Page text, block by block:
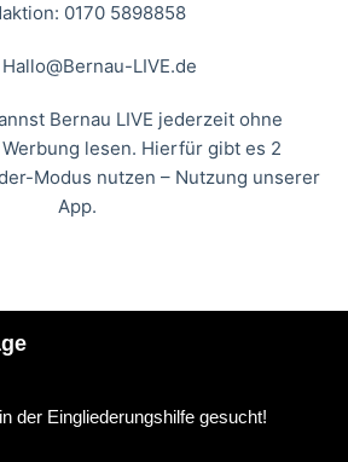
0170 5898858
Hallo@Bernau-LIVE.de
Bernau LIVE jederzeit ohne
lesen. Hierfür gibt es 2
Modus nutzen – Nutzung unserer
App.
der Eingliederungshilfe gesucht!